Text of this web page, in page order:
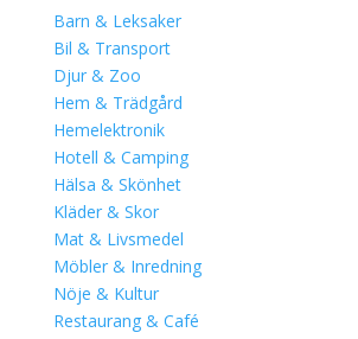
Barn & Leksaker
Bil & Transport
Djur & Zoo
Hem & Trädgård
Hemelektronik
Hotell & Camping
Hälsa & Skönhet
Kläder & Skor
Mat & Livsmedel
Möbler & Inredning
Nöje & Kultur
Restaurang & Café